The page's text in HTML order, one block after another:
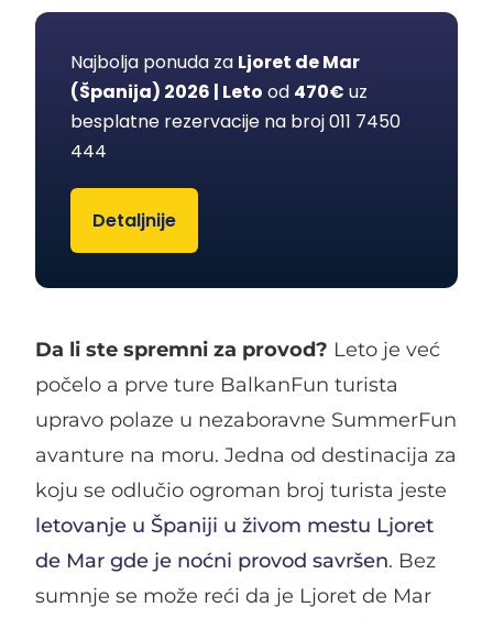
Najbolja ponuda za Ljoret de Mar
(Španija) 2026 | Leto od 470€ uz
besplatne rezervacije na broj 011 7450
444
Detaljnije
Da li ste spremni za provod? Leto je već
počelo a prve ture BalkanFun turista
upravo polaze u nezaboravne SummerFun
avanture na moru. Jedna od destinacija za
koju se odlučio ogroman broj turista jeste
letovanje u Španiji u živom mestu Ljoret
de Mar gde je noćni provod savršen. Bez
sumnje se može reći da je Ljoret de Mar